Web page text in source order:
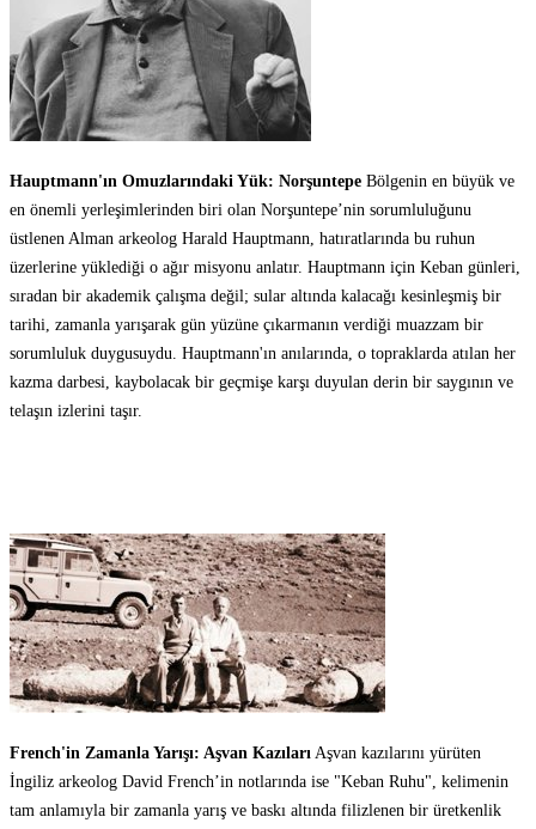
Hauptmann'ın Omuzlarındaki Yük: Norşuntepe Bölgenin en büyük ve
en önemli yerleşimlerinden biri olan Norşuntepe’nin sorumluluğunu
üstlenen Alman arkeolog Harald Hauptmann, hatıratlarında bu ruhun
üzerlerine yüklediği o ağır misyonu anlatır. Hauptmann için Keban günleri,
sıradan bir akademik çalışma değil; sular altında kalacağı kesinleşmiş bir
tarihi, zamanla yarışarak gün yüzüne çıkarmanın verdiği muazzam bir
sorumluluk duygusuydu. Hauptmann'ın anılarında, o topraklarda atılan her
kazma darbesi, kaybolacak bir geçmişe karşı duyulan derin bir saygının ve
telaşın izlerini taşır.
French'in Zamanla Yarışı: Aşvan Kazıları Aşvan kazılarını yürüten
İngiliz arkeolog David French’in notlarında ise "Keban Ruhu", kelimenin
tam anlamıyla bir zamanla yarış ve baskı altında filizlenen bir üretkenlik